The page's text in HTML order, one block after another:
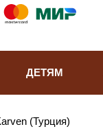
ДЕТЯМ
(Турция)